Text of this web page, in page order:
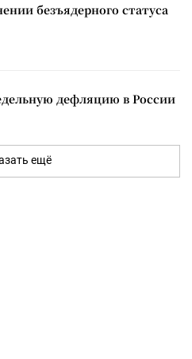
безъядерного статуса
дефляцию в России
ещё